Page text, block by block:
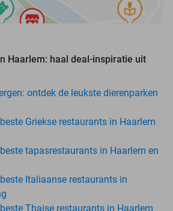
Haarlem: haal deal-inspiratie uit
ontdek de leukste dierenparken
Griekse restaurants in Haarlem
tapasrestaurants in Haarlem en
Italiaanse restaurants in
Thaise restaurants in Haarlem